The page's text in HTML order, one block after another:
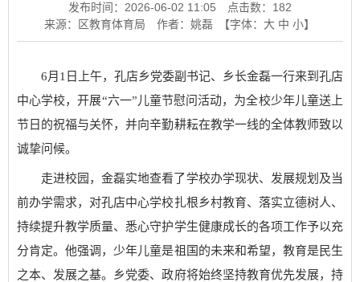
发布时间：2026-06-02 11:05 点击数： 182
来源：区教育体育局
作者：姚磊 【字体： 大 中 小】
6月1日上午，孔店乡党委副书记、乡长金磊一行来到孔店
中心学校，开展“六一”儿童节慰问活动，为全校少年儿童送上
节日的祝福与关怀，并向辛勤耕耘在教学一线的全体教师致以
诚挚问候。
走进校园，金磊实地查看了学校办学现状、发展规划及当
前办学需求，对孔店中心学校扎根乡村教育、落实立德树人、
持续提升教学质量、悉心守护学生健康成长的各项工作予以充
分肯定。他强调，少年儿童是祖国的未来和希望，教育是民生
之本、发展之基。乡党委、政府将始终坚持教育优先发展，持